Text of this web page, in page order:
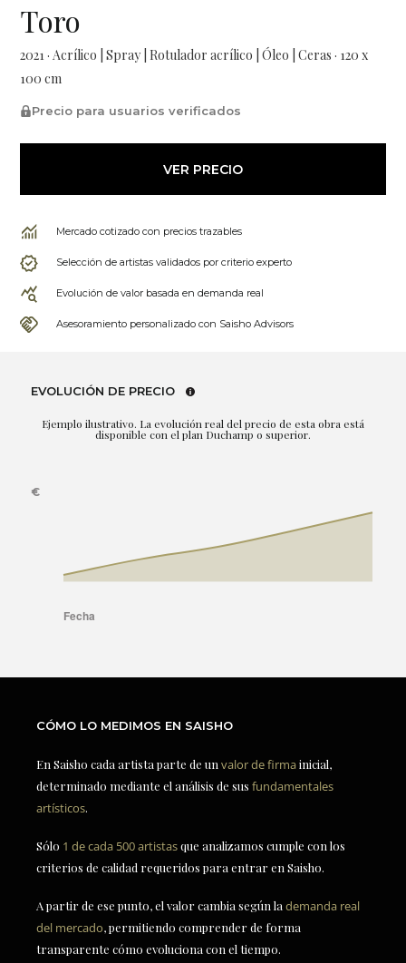
Toro
2021 · Acrílico | Spray | Rotulador acrílico | Óleo | Ceras · 120 x
100 cm
Precio para usuarios verificados
VER PRECIO
Mercado cotizado con precios trazables
Selección de artistas validados por criterio experto
Evolución de valor basada en demanda real
Asesoramiento personalizado con Saisho Advisors
EVOLUCIÓN DE PRECIO
Ejemplo ilustrativo. La evolución real del precio de esta obra está
disponible con el plan Duchamp o superior.
CÓMO LO MEDIMOS EN SAISHO
En Saisho cada artista parte de un valor de firmainicial,
determinado mediante el análisis de sus fundamentales
artísticos.
Sólo 1 de cada 500 artistasque analizamos cumple con los
criterios de calidad requeridos para entrar en Saisho.
A partir de ese punto, el valor cambia según la demanda real
del mercado, permitiendo comprender de forma
transparente cómo evoluciona con el tiempo.